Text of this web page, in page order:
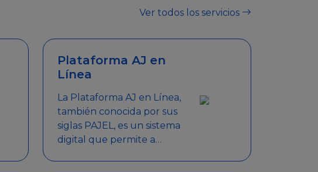
Ver todos los servicios
Plataforma AJ en
Línea
La Plataforma AJ en Línea,
también conocida por sus
siglas PAJEL, es un sistema
digital que permite a